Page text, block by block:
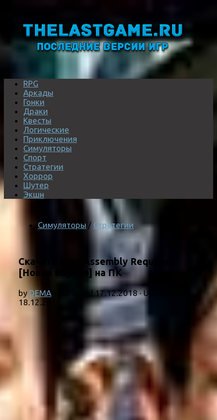
RPG
Аркады
Гонки
Драки
Квесты
Логические
Приключения
Симуляторы
Спорт
Стратегии
Хоррор
Шутер
Экшн
Симуляторы / Стратегии
Скачать игру Assembly Required
[Новая Версия] на ПК
by DEMA · Published17.12.2018· Updated
18.12.2018